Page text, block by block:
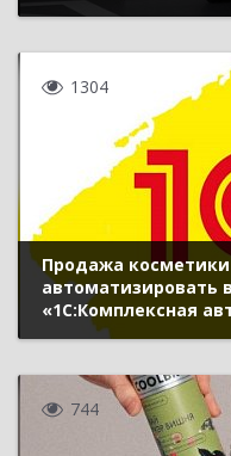
1304
Продажа
автоматизировать
«1С:Комплексная
«Управление
744